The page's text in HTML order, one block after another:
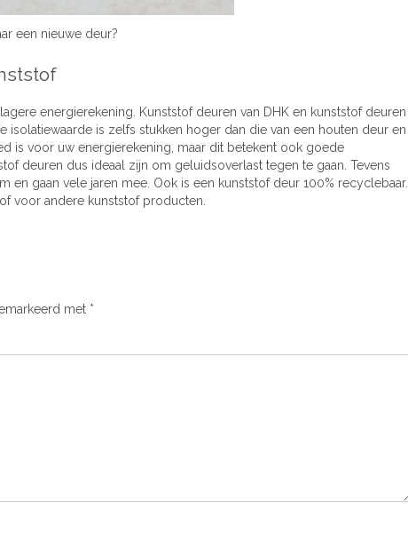
een nieuwe deur?
energierekening. Kunststof deuren van DHK en kunststof deuren
isolatiewaarde is zelfs stukken hoger dan die van een houten deur en
is voor uw energierekening, maar dit betekent ook goede
deuren dus ideaal zijn om geluidsoverlast tegen te gaan. Tevens
gaan vele jaren mee. Ook is een kunststof deur 100% recyclebaar.
voor andere kunststof producten.
met *